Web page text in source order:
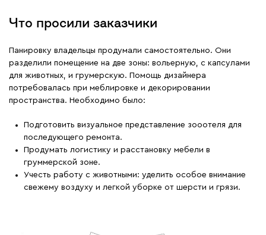
Что просили заказчики
Панировку владельцы продумали самостоятельно. Они
разделили помещение на две зоны: вольерную, с капсулами
для животных, и грумерскую. Помощь дизайнера
потребовалась при меблировке и декорировании
пространства. Необходимо было:
Подготовить визуальное представление зооотеля для
последующего ремонта.
Продумать логистику и расстановку мебели в
груммерской зоне.
Учесть работу с животными: уделить особое внимание
свежему воздуху и легкой уборке от шерсти и грязи.